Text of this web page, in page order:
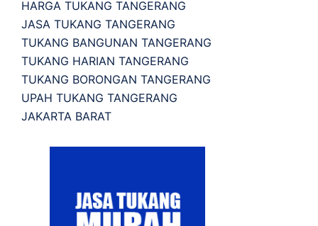
HARGA TUKANG TANGERANG
JASA TUKANG TANGERANG
TUKANG BANGUNAN TANGERANG
TUKANG HARIAN TANGERANG
TUKANG BORONGAN TANGERANG
UPAH TUKANG TANGERANG
JAKARTA BARAT